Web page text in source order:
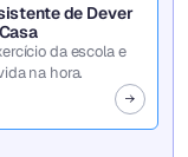
de Dever
da escola e
na hora.